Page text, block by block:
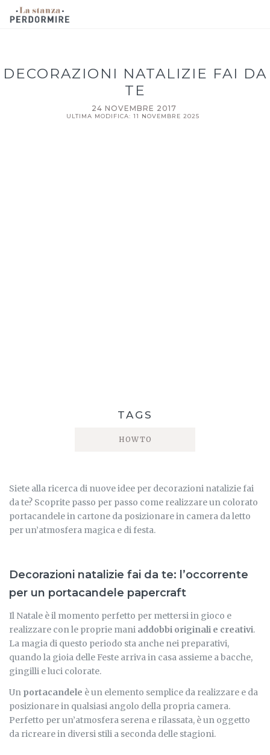
DECORAZIONI NATALIZIE FAI DA
TE
24 NOVEMBRE 2017
ULTIMA MODIFICA: 11 NOVEMBRE 2025
TAGS
HOWTO
Siete alla ricerca di nuove idee per decorazioni natalizie fai
da te? Scoprite passo per passo come realizzare un colorato
portacandele in cartone da posizionare in camera da letto
per un’atmosfera magica e di festa.
Decorazioni natalizie fai da te: l’occorrente
per un portacandele papercraft
Il Natale è il momento perfetto per mettersi in gioco e
realizzare con le proprie mani addobbi originali e creativi.
La magia di questo periodo sta anche nei preparativi,
quando la gioia delle Feste arriva in casa assieme a bacche,
gingilli e luci colorate.
Un portacandele è un elemento semplice da realizzare e da
posizionare in qualsiasi angolo della propria camera.
Perfetto per un’atmosfera serena e rilassata, è un oggetto
da ricreare in diversi stili a seconda delle stagioni.